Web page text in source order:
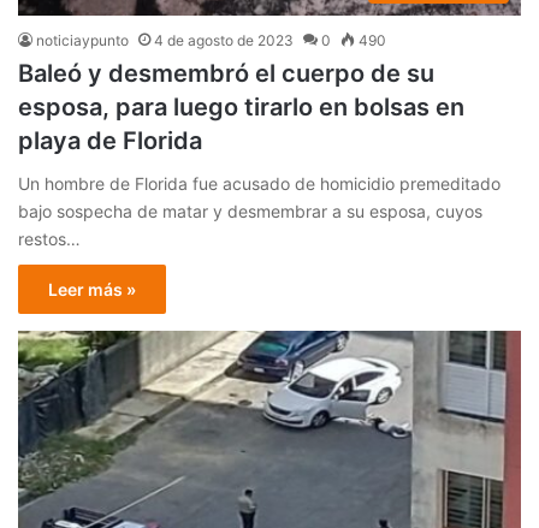
noticiaypunto 4 de agosto de 2023 0 490
Baleó y desmembró el cuerpo de su
esposa, para luego tirarlo en bolsas en
playa de Florida
Un hombre de Florida fue acusado de homicidio premeditado
bajo sospecha de matar y desmembrar a su esposa, cuyos
restos…
Leer más »